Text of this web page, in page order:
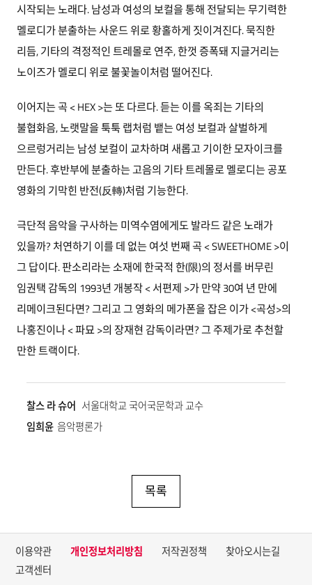
시작되는 노래다. 남성과 여성의 보컬을 통해 전달되는 무기력한
멜로디가 분출하는 사운드 위로 황홀하게 짓이겨진다. 묵직한
리듬, 기타의 격정적인 트레몰로 연주, 한껏 증폭돼 지글거리는
노이즈가 멜로디 위로 불꽃놀이처럼 떨어진다.
이어지는 곡 < HEX >는 또 다르다. 듣는 이를 옥죄는 기타의
불협화음, 노랫말을 툭툭 랩처럼 뱉는 여성 보컬과 살벌하게
으르렁거리는 남성 보컬이 교차하며 새롭고 기이한 모자이크를
만든다. 후반부에 분출하는 고음의 기타 트레몰로 멜로디는 공포
영화의 기막힌 반전(反轉)처럼 기능한다.
극단적 음악을 구사하는 미역수염에게도 발라드 같은 노래가
있을까? 처연하기 이를 데 없는 여섯 번째 곡 < SWEETHOME >이
그 답이다. 판소리라는 소재에 한국적 한(限)의 정서를 버무린
임권택 감독의 1993년 개봉작 < 서편제 >가 만약 30여 년 만에
리메이크된다면? 그리고 그 영화의 메가폰을 잡은 이가 <곡성>의
나홍진이나 < 파묘 >의 장재현 감독이라면? 그 주제가로 추천할
만한 트랙이다.
찰스 라 슈어 서울대학교 국어국문학과 교수
임희윤 음악평론가
목록
이용약관 개인정보처리방침 저작권정책
찾아오시는길
고객센터